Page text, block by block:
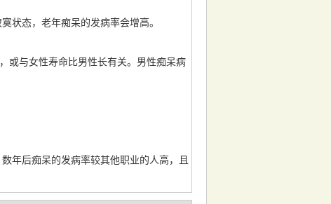
态，老年痴呆的发病率会增高。
与女性寿命比男性长有关。男性痴呆病
年后痴呆的发病率较其他职业的人高，且